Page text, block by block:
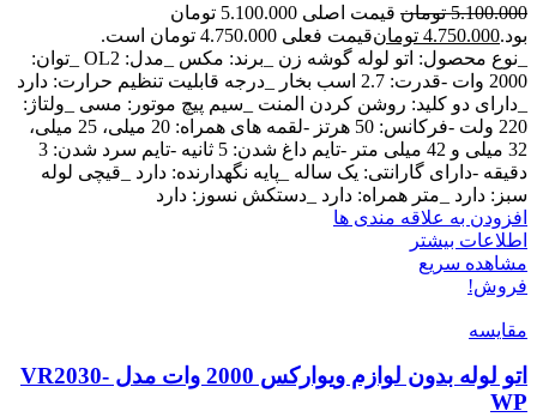
5.100.000 تومان
قیمت اصلی 5.100.000 تومان
بود.4.750.000 تومانقیمت فعلی 4.750.000 تومان است.
_نوع محصول: اتو لوله گوشه زن _برند: مکس _مدل: OL2 _توان:
2000 وات -قدرت: 2.7 اسب بخار _درجه قابلیت تنظیم حرارت: دارد
_دارای دو کلید: روشن کردن المنت _سیم پیچ موتور: مسی _ولتاژ:
220 ولت -فرکانس: 50 هرتز -لقمه های همراه: 20 میلی، 25 میلی،
32 میلی و 42 میلی متر -تایم داغ شدن: 5 ثانیه -تایم سرد شدن: 3
دقیقه -دارای گارانتی: یک ساله _پایه نگهدارنده: دارد _قیچی لوله
سبز: دارد _متر همراه: دارد _دستکش نسوز: دارد
افزودن به علاقه مندی ها
اطلاعات بیشتر
مشاهده سریع
فروش!
مقایسه
اتو لوله بدون لوازم ویوارکس 2000 وات مدل VR2030-
WP